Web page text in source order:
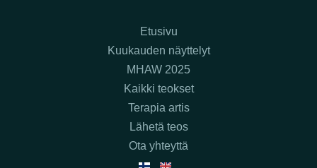
Etusivu
Kuukauden näyttelyt
MHAW 2025
Kaikki teokset
Terapia artis
Lähetä teos
Ota yhteyttä